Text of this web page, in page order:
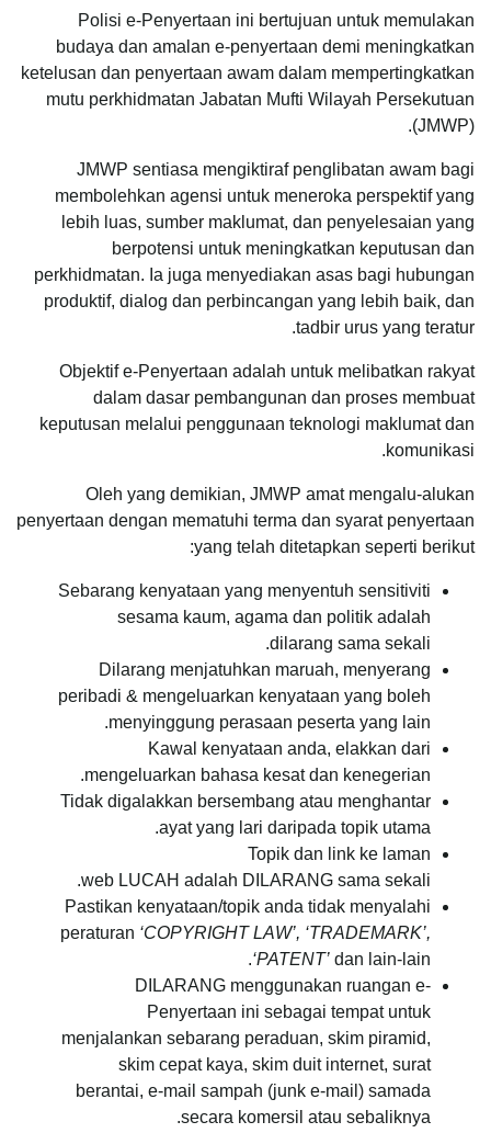
Polisi e-Penyertaan ini bertujuan untuk memulakan
budaya dan amalan e-penyertaan demi meningkatkan
ketelusan dan penyertaan awam dalam mempertingkatkan
mutu perkhidmatan Jabatan Mufti Wilayah Persekutuan
(JMWP).
JMWP sentiasa mengiktiraf penglibatan awam bagi
membolehkan agensi untuk meneroka perspektif yang
lebih luas, sumber maklumat, dan penyelesaian yang
berpotensi untuk meningkatkan keputusan dan
perkhidmatan. Ia juga menyediakan asas bagi hubungan
produktif, dialog dan perbincangan yang lebih baik, dan
tadbir urus yang teratur.
Objektif e-Penyertaan adalah untuk melibatkan rakyat
dalam dasar pembangunan dan proses membuat
keputusan melalui penggunaan teknologi maklumat dan
komunikasi.
Oleh yang demikian, JMWP amat mengalu-alukan
penyertaan dengan mematuhi terma dan syarat penyertaan
yang telah ditetapkan seperti berikut:
Sebarang kenyataan yang menyentuh sensitiviti
sesama kaum, agama dan politik adalah
dilarang sama sekali.
Dilarang menjatuhkan maruah, menyerang
peribadi & mengeluarkan kenyataan yang boleh
menyinggung perasaan peserta yang lain.
Kawal kenyataan anda, elakkan dari
mengeluarkan bahasa kesat dan kenegerian.
Tidak digalakkan bersembang atau menghantar
ayat yang lari daripada topik utama.
Topik dan link ke laman
web LUCAH adalah DILARANG sama sekali.
Pastikan kenyataan/topik anda tidak menyalahi
peraturan ‘COPYRIGHT LAW’, ‘TRADEMARK’,
‘PATENT’ dan lain-lain.
DILARANG menggunakan ruangan e-
Penyertaan ini sebagai tempat untuk
menjalankan sebarang peraduan, skim piramid,
skim cepat kaya, skim duit internet, surat
berantai, e-mail sampah (junk e-mail) samada
secara komersil atau sebaliknya.